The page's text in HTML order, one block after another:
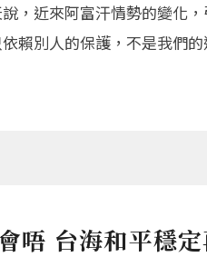
，近來阿富汗情勢的變化
賴別人的保護，不是我們的
唔 台海和平穩